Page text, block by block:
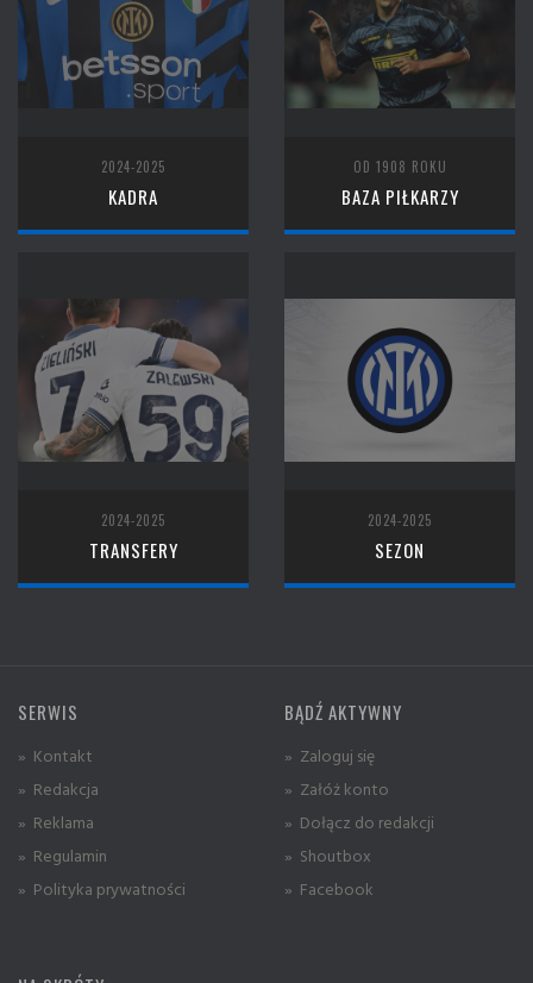
2024-2025
KADRA
OD 1908 ROKU
BAZA PIŁKARZY
2024-2025
TRANSFERY
2024-2025
SEZON
SERWIS
» Kontakt
» Redakcja
» Reklama
» Regulamin
» Polityka prywatności
BĄDŹ AKTYWNY
» Zaloguj się
» Załóż konto
» Dołącz do redakcji
» Shoutbox
» Facebook